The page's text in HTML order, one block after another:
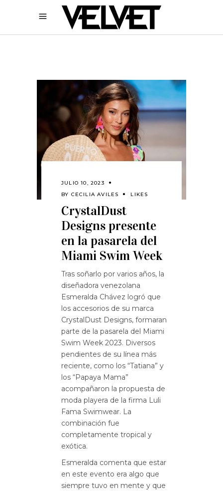
JULIO 10, 2023
BY CECILIA AVILES LIKES
CrystalDust
Designs presente
en la pasarela del
Miami Swim Week
Tras soñarlo por varios años, la
diseñadora venezolana
Esmeralda Chávez logró que
los accesorios de su marca
CrystalDust Designs, formaran
parte de la pasarela del Miami
Swim Week 2023. Diversos
pendientes de su línea más
reciente, como los “Tatiana” y
los “Papaya Mama”
acompañaron la propuesta de
moda playera de la firma Luli
Fama Swimwear. La
combinación fue
completamente tropical y
exótica.
Esmeralda comenta que estar
en este evento era algo que
siempre tuvo en mente y que